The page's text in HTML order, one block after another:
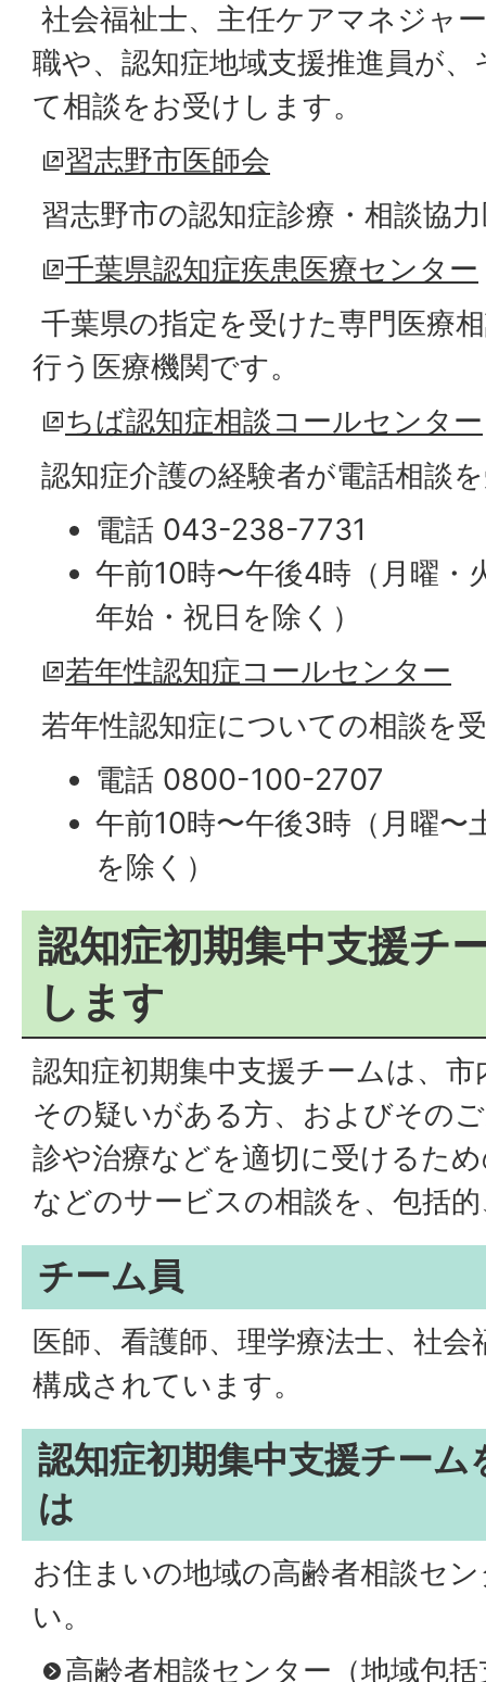
社会福祉士、主任ケアマネジャ
職や、認知症地域支援推進員が
て相談をお受けします。
習志野市医師会
習志野市の認知症診療・相談協
千葉県認知症疾患医療センター
千葉県の指定を受けた専門医療
行う医療機関です。
ちば認知症相談コールセンター
認知症介護の経験者が電話相談
電話 043-238-7731
午前10時〜午後4時（月曜・
年始・祝日を除く）
若年性認知症コールセンター
若年性認知症についての相談を
電話 0800-100-2707
午前10時〜午後3時（月曜〜
を除く）
認知症初期集中支援チ
します
認知症初期集中支援チームは、
その疑いがある方、およびその
診や治療などを適切に受けるた
などのサービスの相談を、包括
チーム員
医師、看護師、理学療法士、社
構成されています。
認知症初期集中支援チー
は
お住まいの地域の高齢者相談セ
い。
高齢者相談センター（地域包